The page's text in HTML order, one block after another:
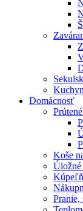
Domácnosť
Koše
Úložné
Pranie,